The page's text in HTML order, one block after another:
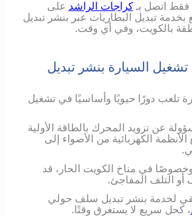
فقط اتصل بـكراجات الراشد على
بخدمة تبديل البطاريات عبر بنشر تبديل
بالكويت، وفي أي وقت.
تشغيل السيارة بنشر تبديل
تلعب دورًا حيويًا وأساسيًا في تشغيل
عن تزويد المحرك بالطاقة الأولية
الكهربائية من الأضواء إلى
في مناخ الكويت الحار، قد
أو التلف المفاجئ.
لخدمة بنشر تبديل سلف حولي
، كحل سريع لا يستغرق وقتًا.